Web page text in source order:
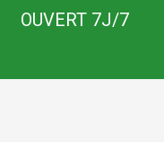
OUVERT 7J/7